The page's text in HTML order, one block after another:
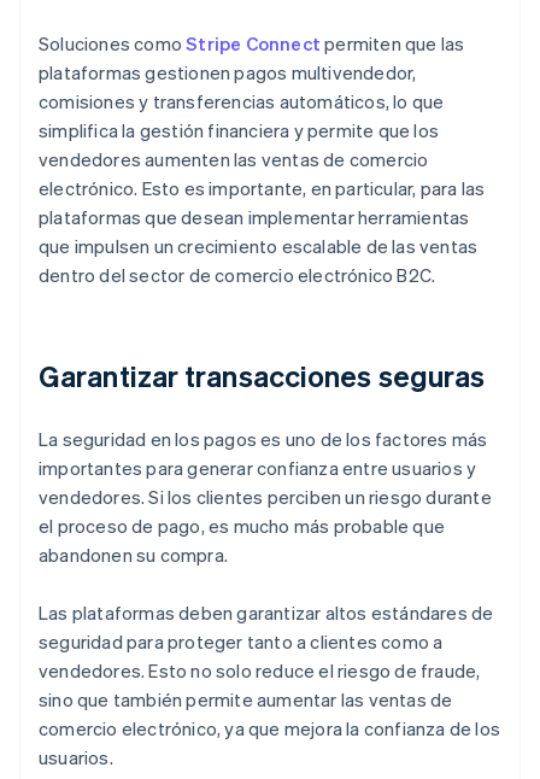
Soluciones comoStripe Connect permiten que las
plataformas gestionen pagos multivendedor,
comisiones y transferencias automáticos, lo que
simplifica la gestión financiera y permite que los
vendedores aumenten las ventas de comercio
electrónico. Esto es importante, en particular, para las
plataformas que desean implementar herramientas
que impulsen un crecimiento escalable de las ventas
dentro del sector de comercio electrónico B2C.
Garantizar transacciones seguras
La seguridad en los pagos es uno de los factores más
importantes para generar confianza entre usuarios y
vendedores. Si los clientes perciben un riesgo durante
el proceso de pago, es mucho más probable que
abandonen su compra.
Las plataformas deben garantizar altos estándares de
seguridad para proteger tanto a clientes como a
vendedores. Esto no solo reduce el riesgo de fraude,
sino que también permite aumentar las ventas de
comercio electrónico, ya que mejora la confianza de los
usuarios.